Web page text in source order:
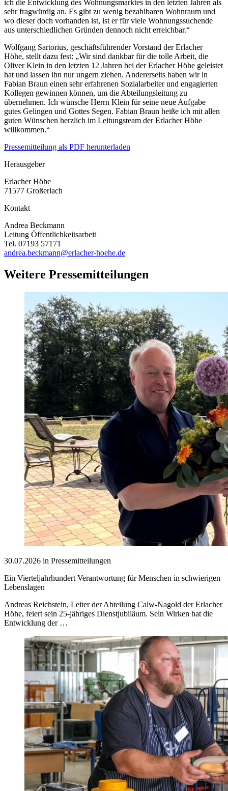
ich die Entwicklung des Wohnungsmarktes in den letzten Jahren als
sehr fragwürdig an. Es gibt zu wenig bezahlbaren Wohnraum und
wo dieser doch vorhanden ist, ist er für viele Wohnungssuchende
aus unterschiedlichen Gründen dennoch nicht erreichbar.“
Wolfgang Sartorius, geschäftsführender Vorstand der Erlacher
Höhe, stellt dazu fest: „Wir sind dankbar für die tolle Arbeit, die
Oliver Klein in den letzten 12 Jahren bei der Erlacher Höhe geleistet
hat und lassen ihn nur ungern ziehen. Andererseits haben wir in
Fabian Braun einen sehr erfahrenen Sozialarbeiter und engagierten
Kollegen gewinnen können, um die Abteilungsleitung zu
übernehmen. Ich wünsche Herrn Klein für seine neue Aufgabe
gutes Gelingen und Gottes Segen. Fabian Braun heiße ich mit allen
guten Wünschen herzlich im Leitungsteam der Erlacher Höhe
willkommen.“
Pressemitteilung als PDF herunterladen
Herausgeber
Erlacher Höhe
71577 Großerlach
Kontakt
Andrea Beckmann
Leitung Öffentlichkeitsarbeit
Tel. 07193 57171
andrea.beckmann@erlacher-hoehe.de
Weitere Pressemitteilungen
30.07.2026 in Pressemitteilungen
Ein Vierteljahrhundert Verantwortung für Menschen in schwierigen
Lebenslagen
Andreas Reichstein, Leiter der Abteilung Calw-Nagold der Erlacher
Höhe, feiert sein 25-jähriges Dienstjubiläum. Sein Wirken hat die
Entwicklung der …